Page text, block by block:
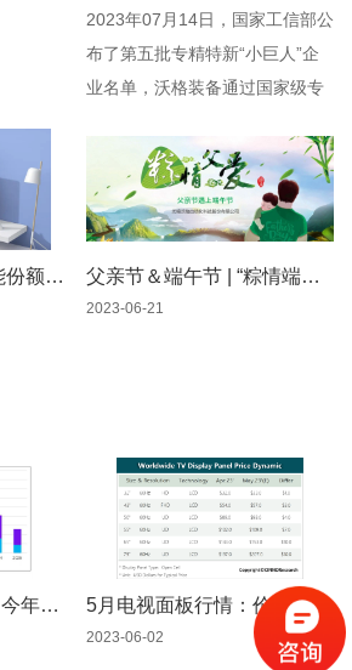
2023年07月14日，国家工信部公
布了第五批专精特新“小巨人”企
业名单，沃格装备通过国家级专
2023年全球面板产能份额预计：韩国破10%、中国大陆高达67%、日本4% 父亲节＆端午节 | “粽情端午，父爱如山”特别活动
2023-06-21
全球显示设备支出：今年大幅下滑，明年反弹 5月电视面板行情：价格延续涨势，市场需超大尺寸破局
2023-06-02